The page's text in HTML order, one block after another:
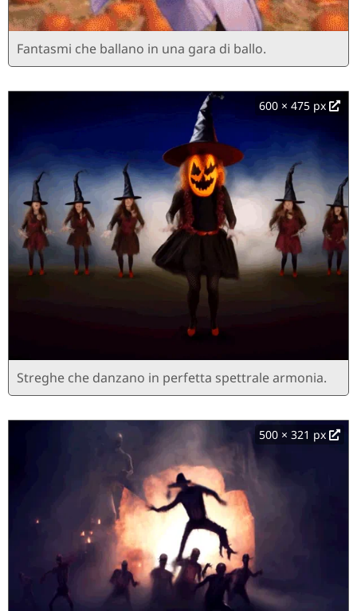
Fantasmi che ballano in una gara di ballo.
600 × 475 px
Streghe che danzano in perfetta spettrale armonia.
500 × 321 px